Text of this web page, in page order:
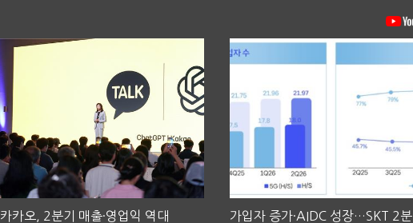
카카오, 2분기 매출·영업익 역대
가입자 증가·AIDC 성장…SKT 2